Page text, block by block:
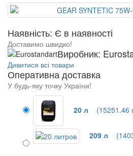
Наявність: Є в наявності
Доставимо швидко!
Виробник:
Дивитися всі товари
Оперативна доставка
У будь-яку точку України!
20 л (15251.46
209 л